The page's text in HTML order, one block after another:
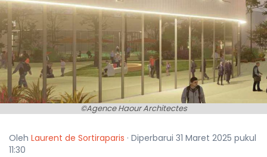
©Agence Haour Architectes
Oleh Laurent de Sortiraparis · Diperbarui 31 Maret 2025 pukul
11:30